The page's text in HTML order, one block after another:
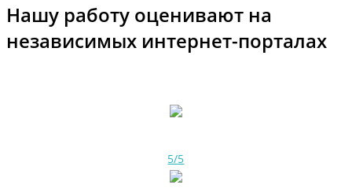
Нашу работу оценивают на
независимых интернет-порталах
5/5